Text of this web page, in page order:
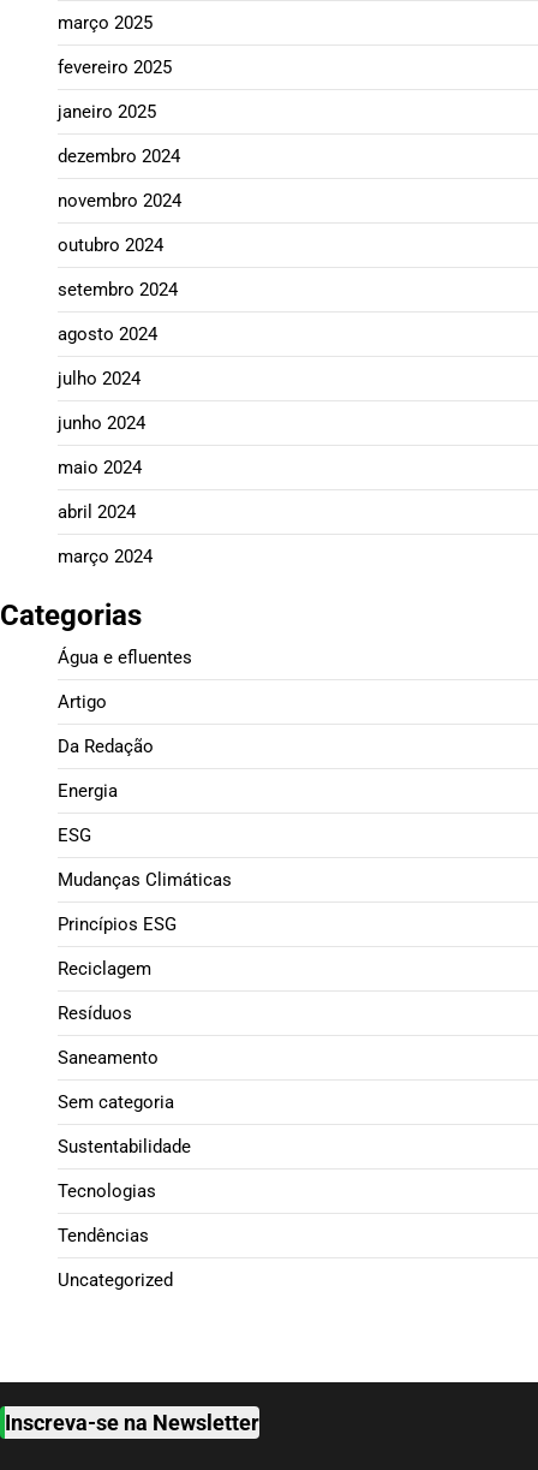
março 2025
fevereiro 2025
janeiro 2025
dezembro 2024
novembro 2024
outubro 2024
setembro 2024
agosto 2024
julho 2024
junho 2024
maio 2024
abril 2024
março 2024
Categorias
Água e efluentes
Artigo
Da Redação
Energia
ESG
Mudanças Climáticas
Princípios ESG
Reciclagem
Resíduos
Saneamento
Sem categoria
Sustentabilidade
Tecnologias
Tendências
Uncategorized
Inscreva-se na Newsletter